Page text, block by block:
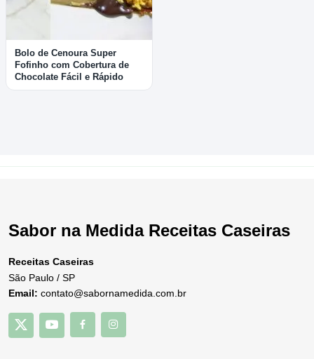
Bolo de Cenoura Super
Fofinho com Cobertura de
Chocolate Fácil e Rápido
Sabor na Medida Receitas Caseiras
Receitas Caseiras
São Paulo / SP
Email: contato@sabornamedida.com.br